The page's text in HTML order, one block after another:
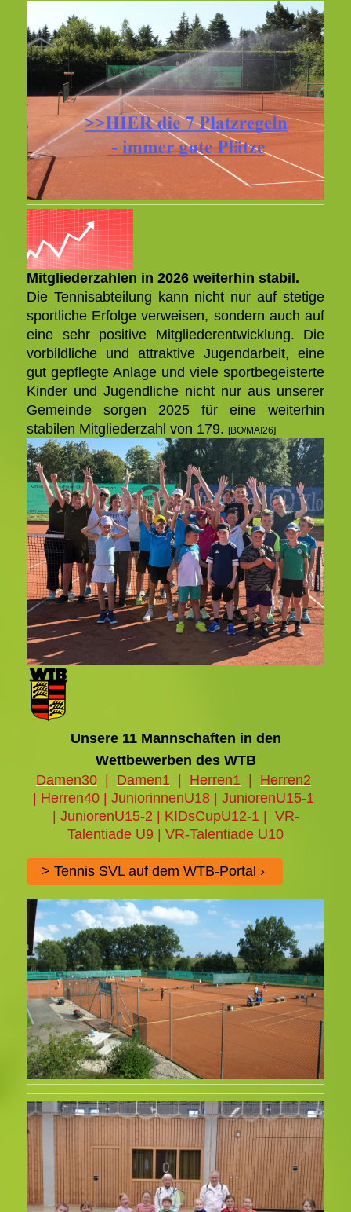
Mitgliederzahlen in 2026 weiterhin stabil.
Die Tennisabteilung kann nicht nur auf stetige
sportliche Erfolge verweisen, sondern auch auf
eine sehr positive Mitgliederentwicklung. Die
vorbildliche und attraktive Jugendarbeit, eine
gut gepflegte Anlage und viele sportbegeisterte
Kinder und Jugendliche nicht nur aus unserer
Gemeinde sorgen 2025 für eine weiterhin
stabilen Mitgliederzahl von 179. [BO/MAI26]
Unsere 11 Mannschaften in den
Wettbewerben des WTB
Damen30
Damen1 Herren1
Herren2
Herren40 JuniorinnenU18 JuniorenU15-1
JuniorenU15-2 KIDsCupU12-1
VR-
Talentiade U9 VR-Talentiade U10
> Tennis SVL auf dem WTB-Portal